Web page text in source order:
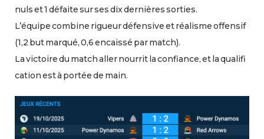
nuls et 1 défaite sur ses dix dernières sorties.
L’équipe combine rigueur défensive et réalisme offensif
(1,2 but marqué, 0,6 encaissé par match).
La victoire du match aller nourrit la confiance, et la qualifi
cation est à portée de main.